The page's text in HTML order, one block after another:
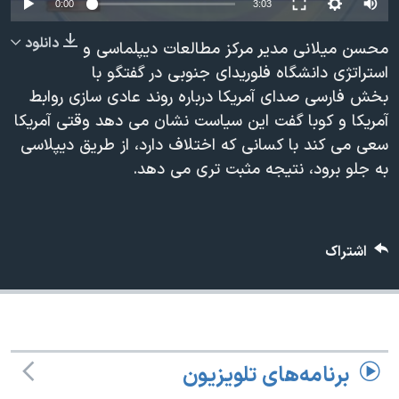
حقوق شهروندی
اقتصادی
علم و فناوری
اسرائیل در جنگ
گالری عکس
انتخابات ریاست جمهوری آمریکا ۲۰۲۴
حمله جمهوری اسلامی به اسرائیل
رمز مهسا
ورزش زنان در ایران
اعتراضات زن، زندگی، آزادی
اعتراضات مردمی آبان ۹۸
دنبال کنید
زبانهای مختلف
0:00 3:03
دانلود
محسن میلانی مدیر مرکز مطالعات دیپلماسی و
استراتژی دانشگاه فلوریدای جنوبی در گفتگو با
بخش فارسی صدای آمریکا درباره روند عادی سازی روابط
آمریکا و کوبا گفت این سیاست نشان می دهد وقتی آمریکا
سعی می کند با کسانی که اختلاف دارد، از طریق دیپلاسی
به جلو برود، نتیجه مثبت تری می دهد.
اشتراک
برنامه‌های تلویزیون